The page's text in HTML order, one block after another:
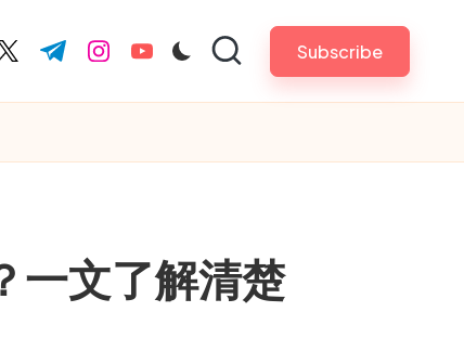
t.me instagram.com
youtube.com Subscribe
一文了解清楚​